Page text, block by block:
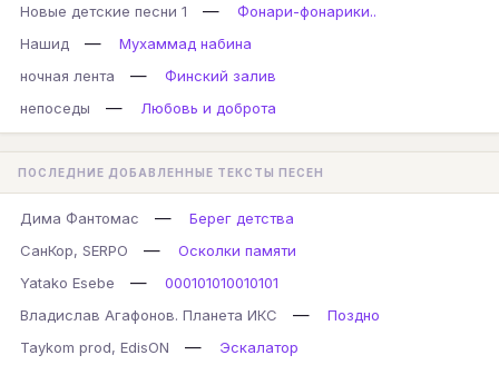
Новые детские песни 1
—
Фонари-фонарики..
Нашид
—
Мухаммад набина
ночная лента
—
Финский залив
непоседы
— Любовь и доброта
ПОСЛЕДНИЕ ДОБАВЛЕННЫЕ ТЕКСТЫ ПЕСЕН
Дима Фантомас —
Берег детства
СанКор, SERPO
—
Осколки памяти
Yatako Esebe
—
000101010010101
Владислав Агафонов. Планета ИКС
—
Поздно
Taykom prod, EdisON
— Эскалатор